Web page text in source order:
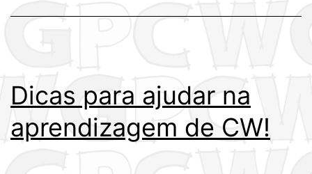
Dicas para ajudar na
aprendizagem de CW!